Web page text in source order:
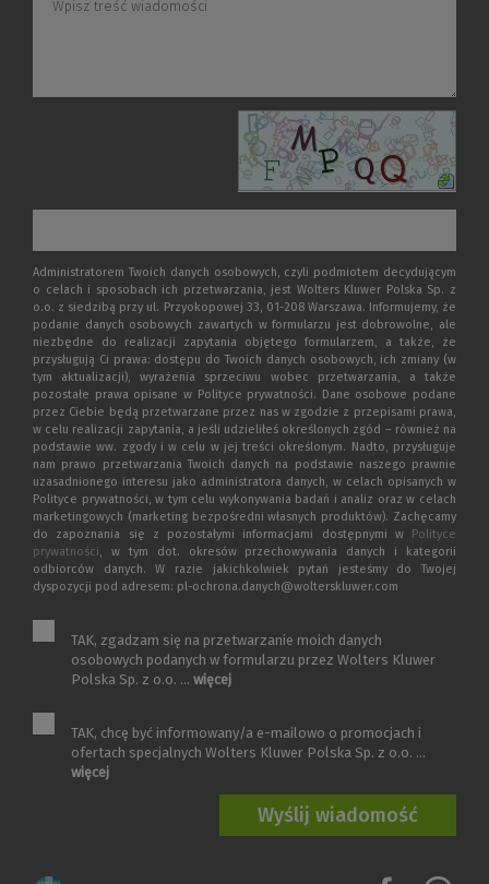
Administratorem Twoich danych osobowych, czyli podmiotem decydującym
o celach i sposobach ich przetwarzania, jest Wolters Kluwer Polska Sp. z
o.o. z siedzibą przy ul. Przyokopowej 33, 01-208 Warszawa. Informujemy, że
podanie danych osobowych zawartych w formularzu jest dobrowolne, ale
niezbędne do realizacji zapytania objętego formularzem, a także, że
przysługują Ci prawa: dostępu do Twoich danych osobowych, ich zmiany (w
tym aktualizacji), wyrażenia sprzeciwu wobec przetwarzania, a także
pozostałe prawa opisane w Polityce prywatności. Dane osobowe podane
przez Ciebie będą przetwarzane przez nas w zgodzie z przepisami prawa,
w celu realizacji zapytania, a jeśli udzieliłeś określonych zgód – również na
podstawie ww. zgody i w celu w jej treści określonym. Nadto, przysługuje
nam prawo przetwarzania Twoich danych na podstawie naszego prawnie
uzasadnionego interesu jako administratora danych, w celach opisanych w
Polityce prywatności, w tym celu wykonywania badań i analiz oraz w celach
marketingowych (marketing bezpośredni własnych produktów). Zachęcamy
do zapoznania się z pozostałymi informacjami dostępnymi w Polityce
prywatności, w tym dot. okresów przechowywania danych i kategorii
odbiorców danych. W razie jakichkolwiek pytań jesteśmy do Twojej
dyspozycji pod adresem: pl-ochrona.danych@wolterskluwer.com
TAK, zgadzam się na przetwarzanie moich danych
osobowych podanych w formularzu przez Wolters Kluwer
Polska Sp. z o.o. ... więcej
TAK, chcę być informowany/a e-mailowo o promocjach i
ofertach specjalnych Wolters Kluwer Polska Sp. z o.o. ...
więcej